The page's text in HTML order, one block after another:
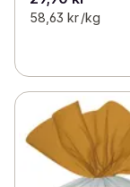
58,63 kr /kg